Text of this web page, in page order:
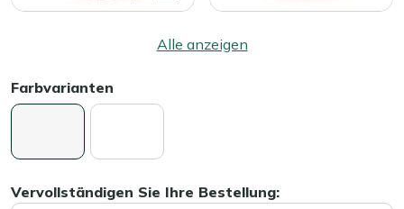
Alle anzeigen
Farbvarianten
Vervollständigen Sie Ihre Bestellung: